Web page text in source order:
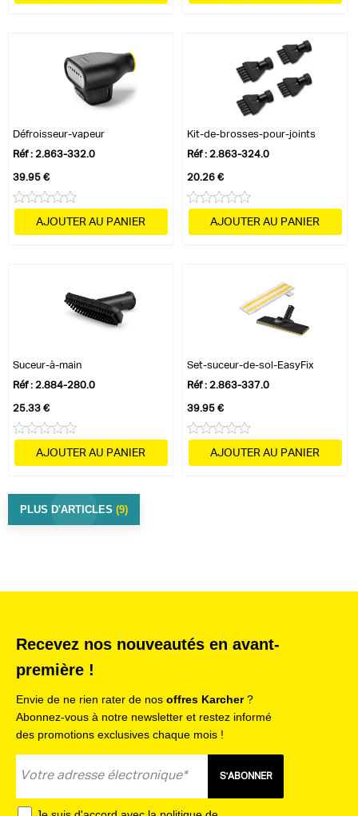
Défroisseur-vapeur
Réf : 2.863-332.0
AJOUTER AU PANIER
39.95 €
Kit-de-brosses-pour-joints
Réf : 2.863-324.0
AJOUTER AU PANIER
20.26 €
Suceur-à-main
Réf : 2.884-280.0
AJOUTER AU PANIER
25.33 €
Set-suceur-de-sol-EasyFix
Réf : 2.863-337.0
AJOUTER AU PANIER
39.95 €
PLUS D'ARTICLES(9)
Recevez nos nouveautés en avant-
première !
Envie de ne rien rater de nos offres Karcher?
Abonnez-vous à notre newsletter et restez informé
des promotions exclusives chaque mois !
S'ABONNER